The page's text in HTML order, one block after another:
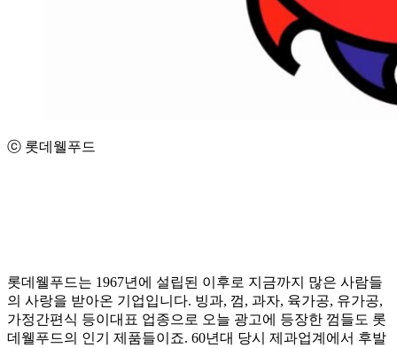
ⓒ 롯데웰푸드
롯데웰푸드는 1967년에 설립된 이후로 지금까지 많은 사람들
의 사랑을 받아온 기업입니다. 빙과, 껌, 과자, 육가공, 유가공,
가정간편식 등이대표 업종으로 오늘 광고에 등장한 껌들도 롯
데웰푸드의 인기 제품들이죠. 60년대 당시 제과업계에서 후발